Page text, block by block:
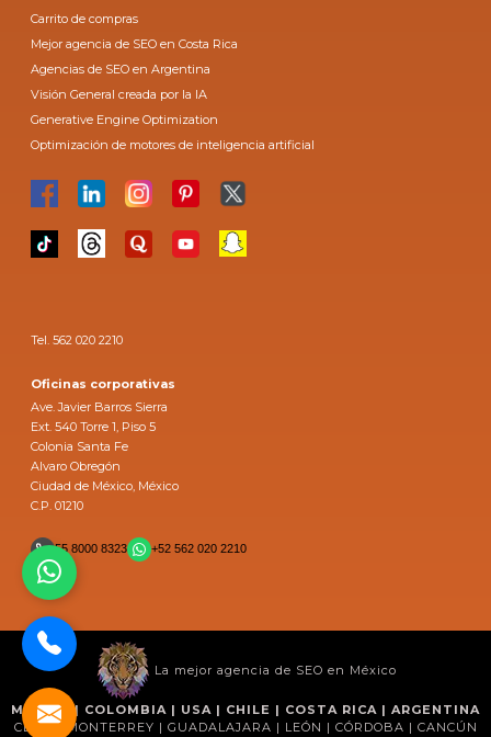
Carrito de compras
Mejor agencia de SEO en Costa Rica
Agencias de SEO en Argentina
Visión General creada por la IA
Generative Engine Optimization
Optimización de motores de inteligencia artificial
Tel. 562 020 2210
Oficinas corporativas
Ave. Javier Barros Sierra
Ext. 540 Torre 1, Piso 5
Colonia Santa Fe
Alvaro Obregón
Ciudad de México, México
C.P. 01210
55 8000 8323 +52 562 020 2210
La mejor agencia de SEO en México
MÉXICO | COLOMBIA | USA | CHILE | COSTA RICA | ARGENTINA
CDMX | MONTERREY | GUADALAJARA | LEÓN | CÓRDOBA | CANCÚN